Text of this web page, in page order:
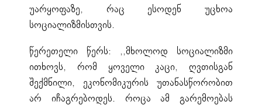
უარყოფაზე, რაც ესოდენ უცხოა
სოციალიზმისთვის.
წერეთელი წერს: ,,მხოლოდ სოციალიზმი
ითხოვს, რომ ყოველი კაცი, ღვთისგან
შექმნილი, ეკონომიკურის უთანასწორობით
არ იჩაგრებოდეს. როცა ამ გარემოებას